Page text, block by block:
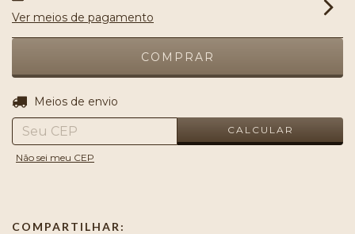
Ver meios de pagamento
Entregas para o CEP:
Meios de envio
CALCULAR
Não sei meu CEP
COMPARTILHAR: